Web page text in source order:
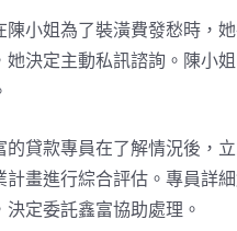
陳小姐為了裝潢費發愁時，
她決定主動私訊諮詢。陳小
的貸款專員在了解情況後，
計畫進行綜合評估。專員詳
決定委託鑫富協助處理。